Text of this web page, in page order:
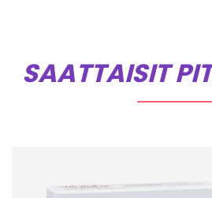
SAATTAISIT